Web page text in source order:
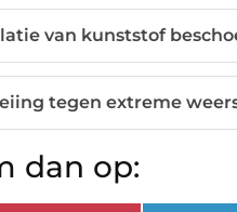
van kunststof
tegen extreme
dan op: